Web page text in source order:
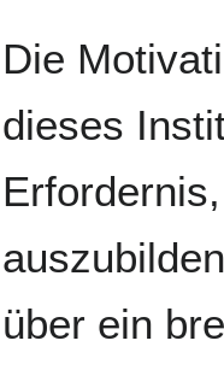
Die
dieses
über ein